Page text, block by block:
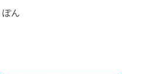
ぽん